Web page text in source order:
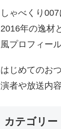
しゃべくり
2016年の逸材
風プロフィー
はじめてのお
演者や放送内
カテゴリー